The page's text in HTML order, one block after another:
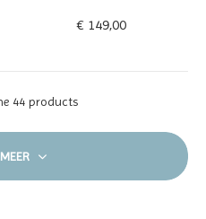
€ 149,00
44 products